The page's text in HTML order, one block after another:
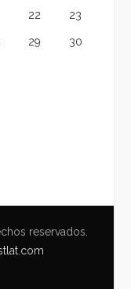
22 23
29 30
reservados.